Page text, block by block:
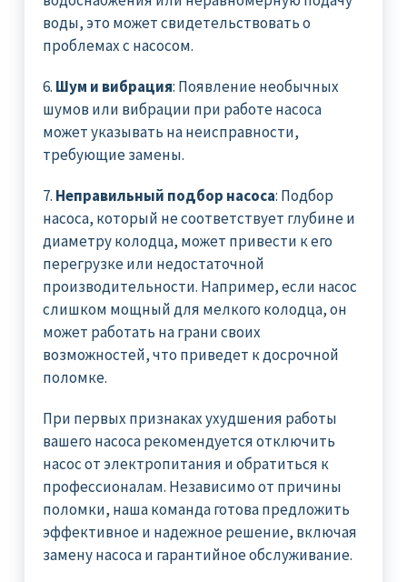
воды, это может свидетельствовать о
проблемах с насосом.
6. Шум и вибрация: Появление необычных
шумов или вибрации при работе насоса
может указывать на неисправности,
требующие замены.
7. Неправильный подбор насоса: Подбор
насоса, который не соответствует глубине и
диаметру колодца, может привести к его
перегрузке или недостаточной
производительности. Например, если насос
слишком мощный для мелкого колодца, он
может работать на грани своих
возможностей, что приведет к досрочной
поломке.
При первых признаках ухудшения работы
вашего насоса рекомендуется отключить
насос от электропитания и обратиться к
профессионалам. Независимо от причины
поломки, наша команда готова предложить
эффективное и надежное решение, включая
замену насоса и гарантийное обслуживание.